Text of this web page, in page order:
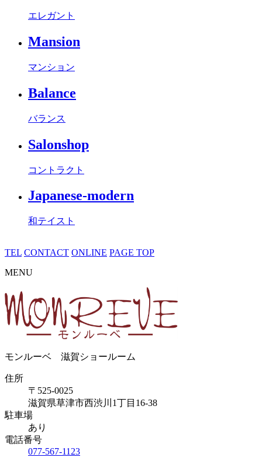
エレガント
Mansion
マンション
Balance
バランス
Salonshop
コントラクト
Japanese-modern
和テイスト
TEL CONTACT ONLINE PAGE TOP
MENU
モンルーベ 滋賀ショールーム
住所
〒525-0025
滋賀県草津市西渋川1丁目16-38
駐車場
あり
電話番号
077-567-1123